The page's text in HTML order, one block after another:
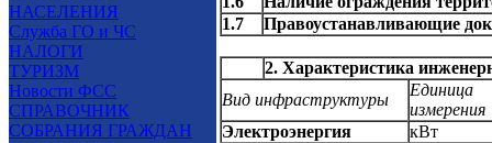
НАСЕЛЕНИЯ
Служба ГО и ЧС
НАЛОГИ
ТУРИЗМ
Новости ФСС
СПРАВОЧНИК
СОБРАНИЯ ГРАЖДАН
1.7
Правоустанавливающие
2. Характеристика
Вид инфраструктуры
Единица
измерения
Электроэнергия
кВт